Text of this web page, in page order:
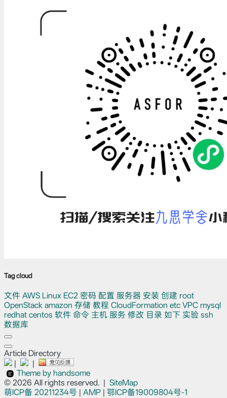
Tag cloud
文件 AWS Linux EC2 密码 配置 服务器 安装 创建 root
OpenStack amazon 存储 教程 CloudFormation etc VPC mysql
redhat centos 软件 命令 主机 服务 修改 目录 如下 实验 ssh
数据库
Article Directory
|
|
Theme by handsome
© 2026 All rights reserved. | SiteMap
萌ICP备 20211234号 | AMP | 鄂ICP备19009804号-1